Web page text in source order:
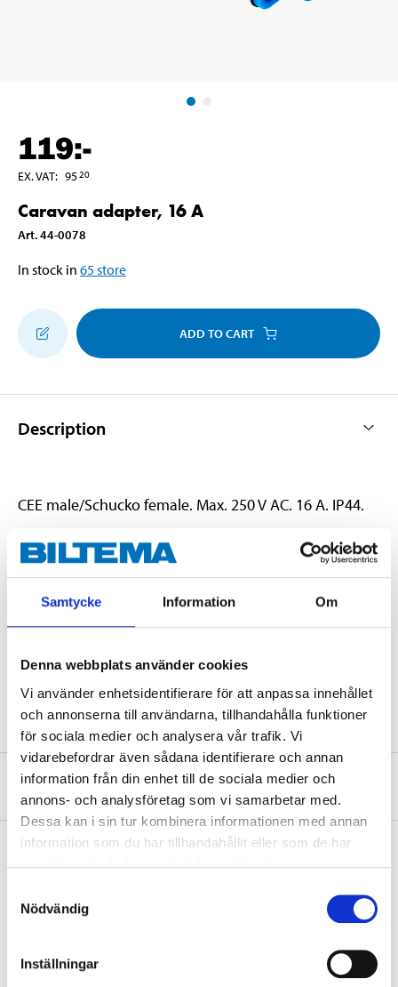
Samtycke Information Om
Denna webbplats använder cookies
Vi använder enhetsidentifierare för att anpassa innehållet
och annonserna till användarna, tillhandahålla funktioner
för sociala medier och analysera vår trafik. Vi
vidarebefordrar även sådana identifierare och annan
information från din enhet till de sociala medier och
annons- och analysföretag som vi samarbetar med.
Dessa kan i sin tur kombinera informationen med annan
information som du har tillhandahållit eller som de har
Nödvändig
Inställningar
119:-
EX. VAT: 9520
Caravan adapter, 16 A
Art.44-0078
In stock in 65store
ADD TO CART
Description
CEE male/Schucko female. Max. 250 V AC. 16 A. IP44.
Technical specifications
Max. voltage
250 V AC
Enclosure class
IP44
About the manufacturer
Pay & Collect in your local store within 2 hours! For more information